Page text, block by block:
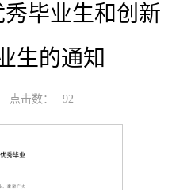
毕业生和创新
生的通知
点击数： 92